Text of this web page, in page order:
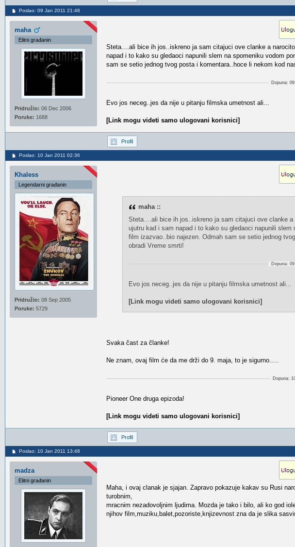
Poslao: 09 Jan 2011 21:48
maha
Elitni građanin
Pridružio: 06 Dec 2006
Poruke: 1688
Steta....ali bice ih jos..iskreno ja sam citajuci ove clanke a
napad i to kako su gledaoci napunili slem na spomeniku vodom
sam se setio jednog tvog posta i komentara..hoce li nekom kod
Dopuna:
Evo jos neceg..jes da nije u pitanju filmska umetnost ali...
[Link mogu videti samo ulogovani korisnici]
Profil
Poslao: 10 Jan 2011 02:36
Khaless
Legendarni građanin
Pridružio: 08 Sep 2005
Poruke: 5729
maha ::
Steta....ali bice ih jos..iskreno ja sam citajuci ove clanke
ujutru kad i sam napad i to kako su gledaoci napunili
film izazvao..bio najezen. Odmah sam se setio jednog
obradi Vreme smrti!
Dopuna:
Evo jos neceg..jes da nije u pitanju filmska umetnost ali...
[Link mogu videti samo ulogovani korisnici]
Svaka čast za članke!
Ne znam, ovaj film će da me drži do 9. maja, to je sigurno.....
Dopuna:
Pioneer One druga epizoda!
[Link mogu videti samo ulogovani korisnici]
Profil
Poslao: 10 Jan 2011 13:48
madza
Elitni građanin
Maha, i ovaj clanak je sjajan. Zapravo pokazuje kakav su Rusi
turobnim,
mracnim nezadovoljnim ljudima. Mozda je tako i bilo, ali ko god
njihov film,muziku,balet,pozoriste,knjizevnost zna da je slika